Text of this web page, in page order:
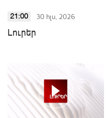
21:00 30 հլս, 2026
Լուրեր